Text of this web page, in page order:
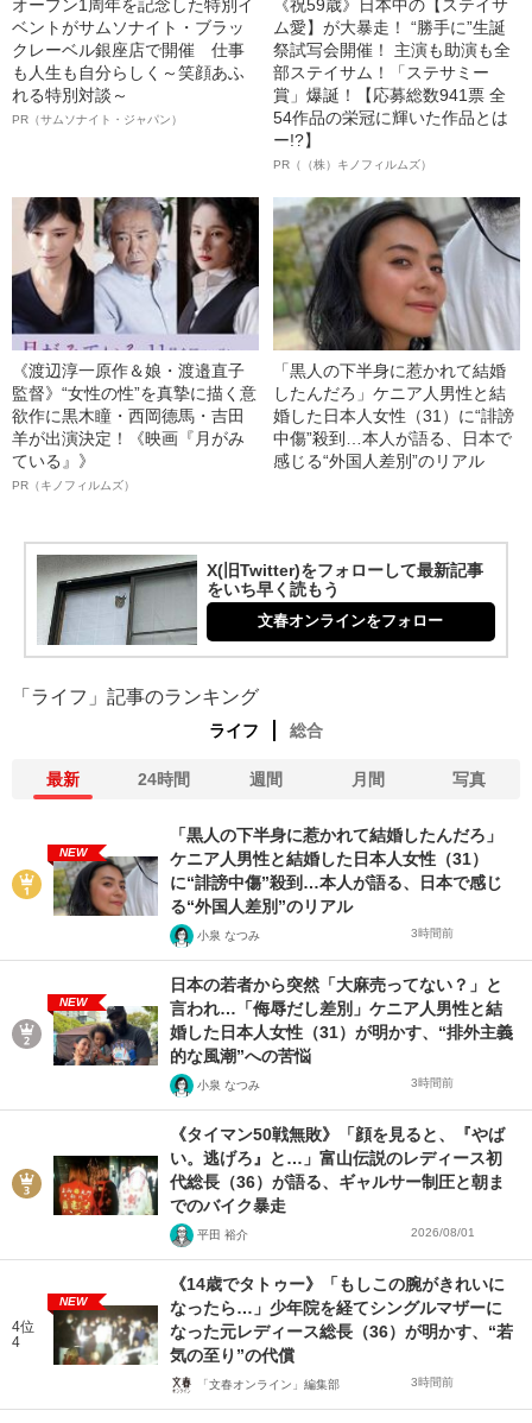
オープン1周年を記念した特別イ
ベントがサムソナイト・ブラッ
クレーベル銀座店で開催 仕事
も人生も自分らしく～笑顔あふ
れる特別対談～
PR（サムソナイト・ジャパン）
《祝59歳》日本中の【ステイサ
ム愛】が大暴走！ “勝手に”生誕
祭試写会開催！ 主演も助演も全
部ステイサム！「ステサミー
賞」爆誕！【応募総数941票 全
54作品の栄冠に輝いた作品とは
ー!?】
PR（（株）キノフィルムズ）
《渡辺淳一原作＆娘・渡邉直子
監督》“女性の性”を真摯に描く意
欲作に黒木瞳・西岡德馬・吉田
羊が出演決定！《映画『月がみ
ている』》
PR（キノフィルムズ）
「黒人の下半身に惹かれて結婚
したんだろ」ケニア人男性と結
婚した日本人女性（31）に“誹謗
中傷”殺到…本人が語る、日本で
感じる“外国人差別”のリアル
X(旧Twitter)をフォローして最新記事
をいち早く読もう
文春オンラインをフォロー
「ライフ」記事のランキング
ライフ 総合
最新 24時間 週間 月間 写真
NEW
「黒人の下半身に惹かれて結婚したんだろ」
ケニア人男性と結婚した日本人女性（31）
に“誹謗中傷”殺到…本人が語る、日本で感じ
る“外国人差別”のリアル
小泉 なつみ 3時間前
NEW
日本の若者から突然「大麻売ってない？」と
言われ…「侮辱だし差別」ケニア人男性と結
婚した日本人女性（31）が明かす、“排外主義
的な風潮”への苦悩
小泉 なつみ 3時間前
《タイマン50戦無敗》「顔を見ると、『やば
い。逃げろ』と…」富山伝説のレディース初
代総長（36）が語る、ギャルサー制圧と朝ま
でのバイク暴走
平田 裕介 2026/08/01
4位
4
NEW
《14歳でタトゥー》「もしこの腕がきれいに
なったら…」少年院を経てシングルマザーに
なった元レディース総長（36）が明かす、“若
気の至り”の代償
「文春オンライン」編集部 3時間前